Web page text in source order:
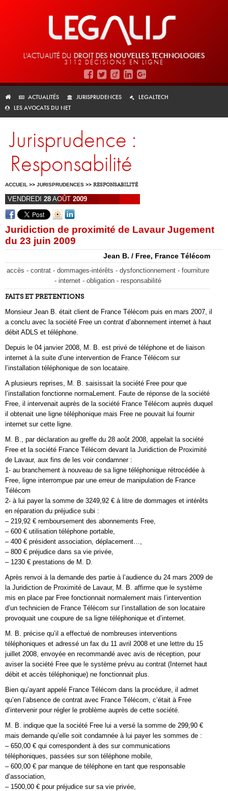
L'ACTUALITÉ DU DROIT DES NOUVELLES TECHNOLOGIES
3112 DÉCISIONS EN LIGNE
ACTUALITÉS JURISPRUDENCES
LEGALTECH
LES AVOCATS DU NET
Jurisprudence :
Responsabilité
ACCUEIL >> JURISPRUDENCES >> RESPONSABILITÉ
VENDREDI 28 AOÛT 2009
Juridiction de proximité de Lavaur Jugement
du 23 juin 2009
Jean B. / Free, France Télécom
accès - contrat - dommages-intérêts - dysfonctionnement - fourniture
- internet - obligation - responsabilité
FAITS ET PRETENTIONS
Monsieur Jean B. était client de France Télécom puis en mars 2007, il
a conclu avec la société Free un contrat d’abonnement internet à haut
débit ADLS et téléphone.
Depuis le 04 janvier 2008, M. B. est privé de téléphone et de liaison
internet à la suite d’une intervention de France Télécom sur
l’installation téléphonique de son locataire.
A plusieurs reprises, M. B. saisissait la société Free pour que
l’installation fonctionne normaLement. Faute de réponse de la société
Free, il intervenait auprès de la société France Télécom auprès duquel
il obtenait une ligne téléphonique mais Free ne pouvait lui fournir
internet sur cette ligne.
M. B., par déclaration au greffe du 28 août 2008, appelait la société
Free et la société France Télécom devant la Juridiction de Proximité
de Lavaur, aux fins de les voir condamner :
1- au branchement à nouveau de sa ligne téléphonique rétrocédée à
Free, ligne interrompue par une erreur de manipulation de France
Télécom
2- à lui payer la somme de 3249,92 € à litre de dommages et intérêts
en réparation du préjudice subi :
– 219,92 € remboursement des abonnements Free,
– 600 € utilisation téléphone portable,
– 400 € président association, déplacement…,
– 800 € préjudice dans sa vie privée,
– 1230 € prestations de M. D.
Après renvoi à la demande des partie à l’audience du 24 mars 2009 de
la Juridiction de Proximité de Lavaur, M. B. affirme que le système
mis en place par Free fonctionnait normalement mais l’intervention
d’un technicien de France Télécom sur l’installation de son locataire
provoquait une coupure de sa ligne téléphonique et d’internet.
M. B. précise qu’il a effectué de nombreuses interventions
téléphoniques et adressé un fax du 11 avril 2008 et une lettre du 15
juillet 2008, envoyée en recommandé avec avis de réception, pour
aviser la société Free que le système prévu au contrat (Internet haut
débit et accès téléphonique) ne fonctionnait plus.
Bien qu’ayant appelé France Télécom dans la procédure, il admet
qu’en l’absence de contrat avec France Télécom, c’était à Free
d’intervenir pour régler le problème auprès de cette société.
M. B. indique que la société Free lui a versé la somme de 299,90 €
mais demande qu’elle soit condamnée à lui payer les sommes de :
– 650,00 € qui correspondent à des sur communications
téléphoniques, passées sur son téléphone mobile,
– 600,00 € par manque de téléphone en tant que responsable
d’association,
– 1500,00 € pour préjudice sur sa vie privée,